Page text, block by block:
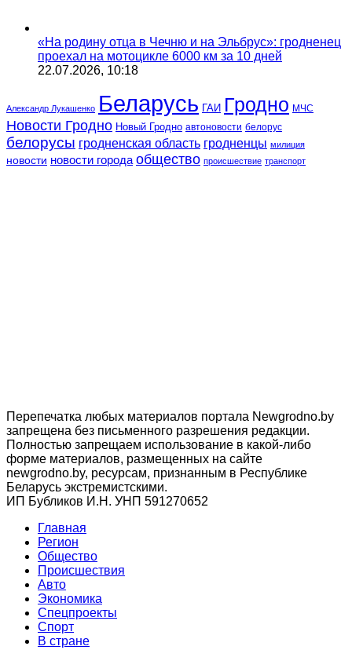
«На родину отца в Чечню и на Эльбрус»: гродненец
проехал на мотоцикле 6000 км за 10 дней
22.07.2026, 10:18
Александр Лукашенко Беларусь ГАИ Гродно МЧС
Новости Гродно Новый Гродно автоновости белорус
белорусы гродненская область гродненцы милиция
новости новости города общество происшествие транспорт
Перепечатка любых материалов портала Newgrodno.by
запрещена без письменного разрешения редакции.
Полностью запрещаем использование в какой-либо
форме материалов, размещенных на сайте
newgrodno.by, ресурсам, признанным в Республике
Беларусь экстремистскими.
ИП Бубликов И.Н. УНП 591270652
Главная
Регион
Общество
Происшествия
Авто
Экономика
Спецпроекты
Cпорт
В стране